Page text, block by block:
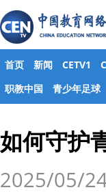
首页 新闻 CETV1
职教中国
青少年足球
如何守护
2025/05/